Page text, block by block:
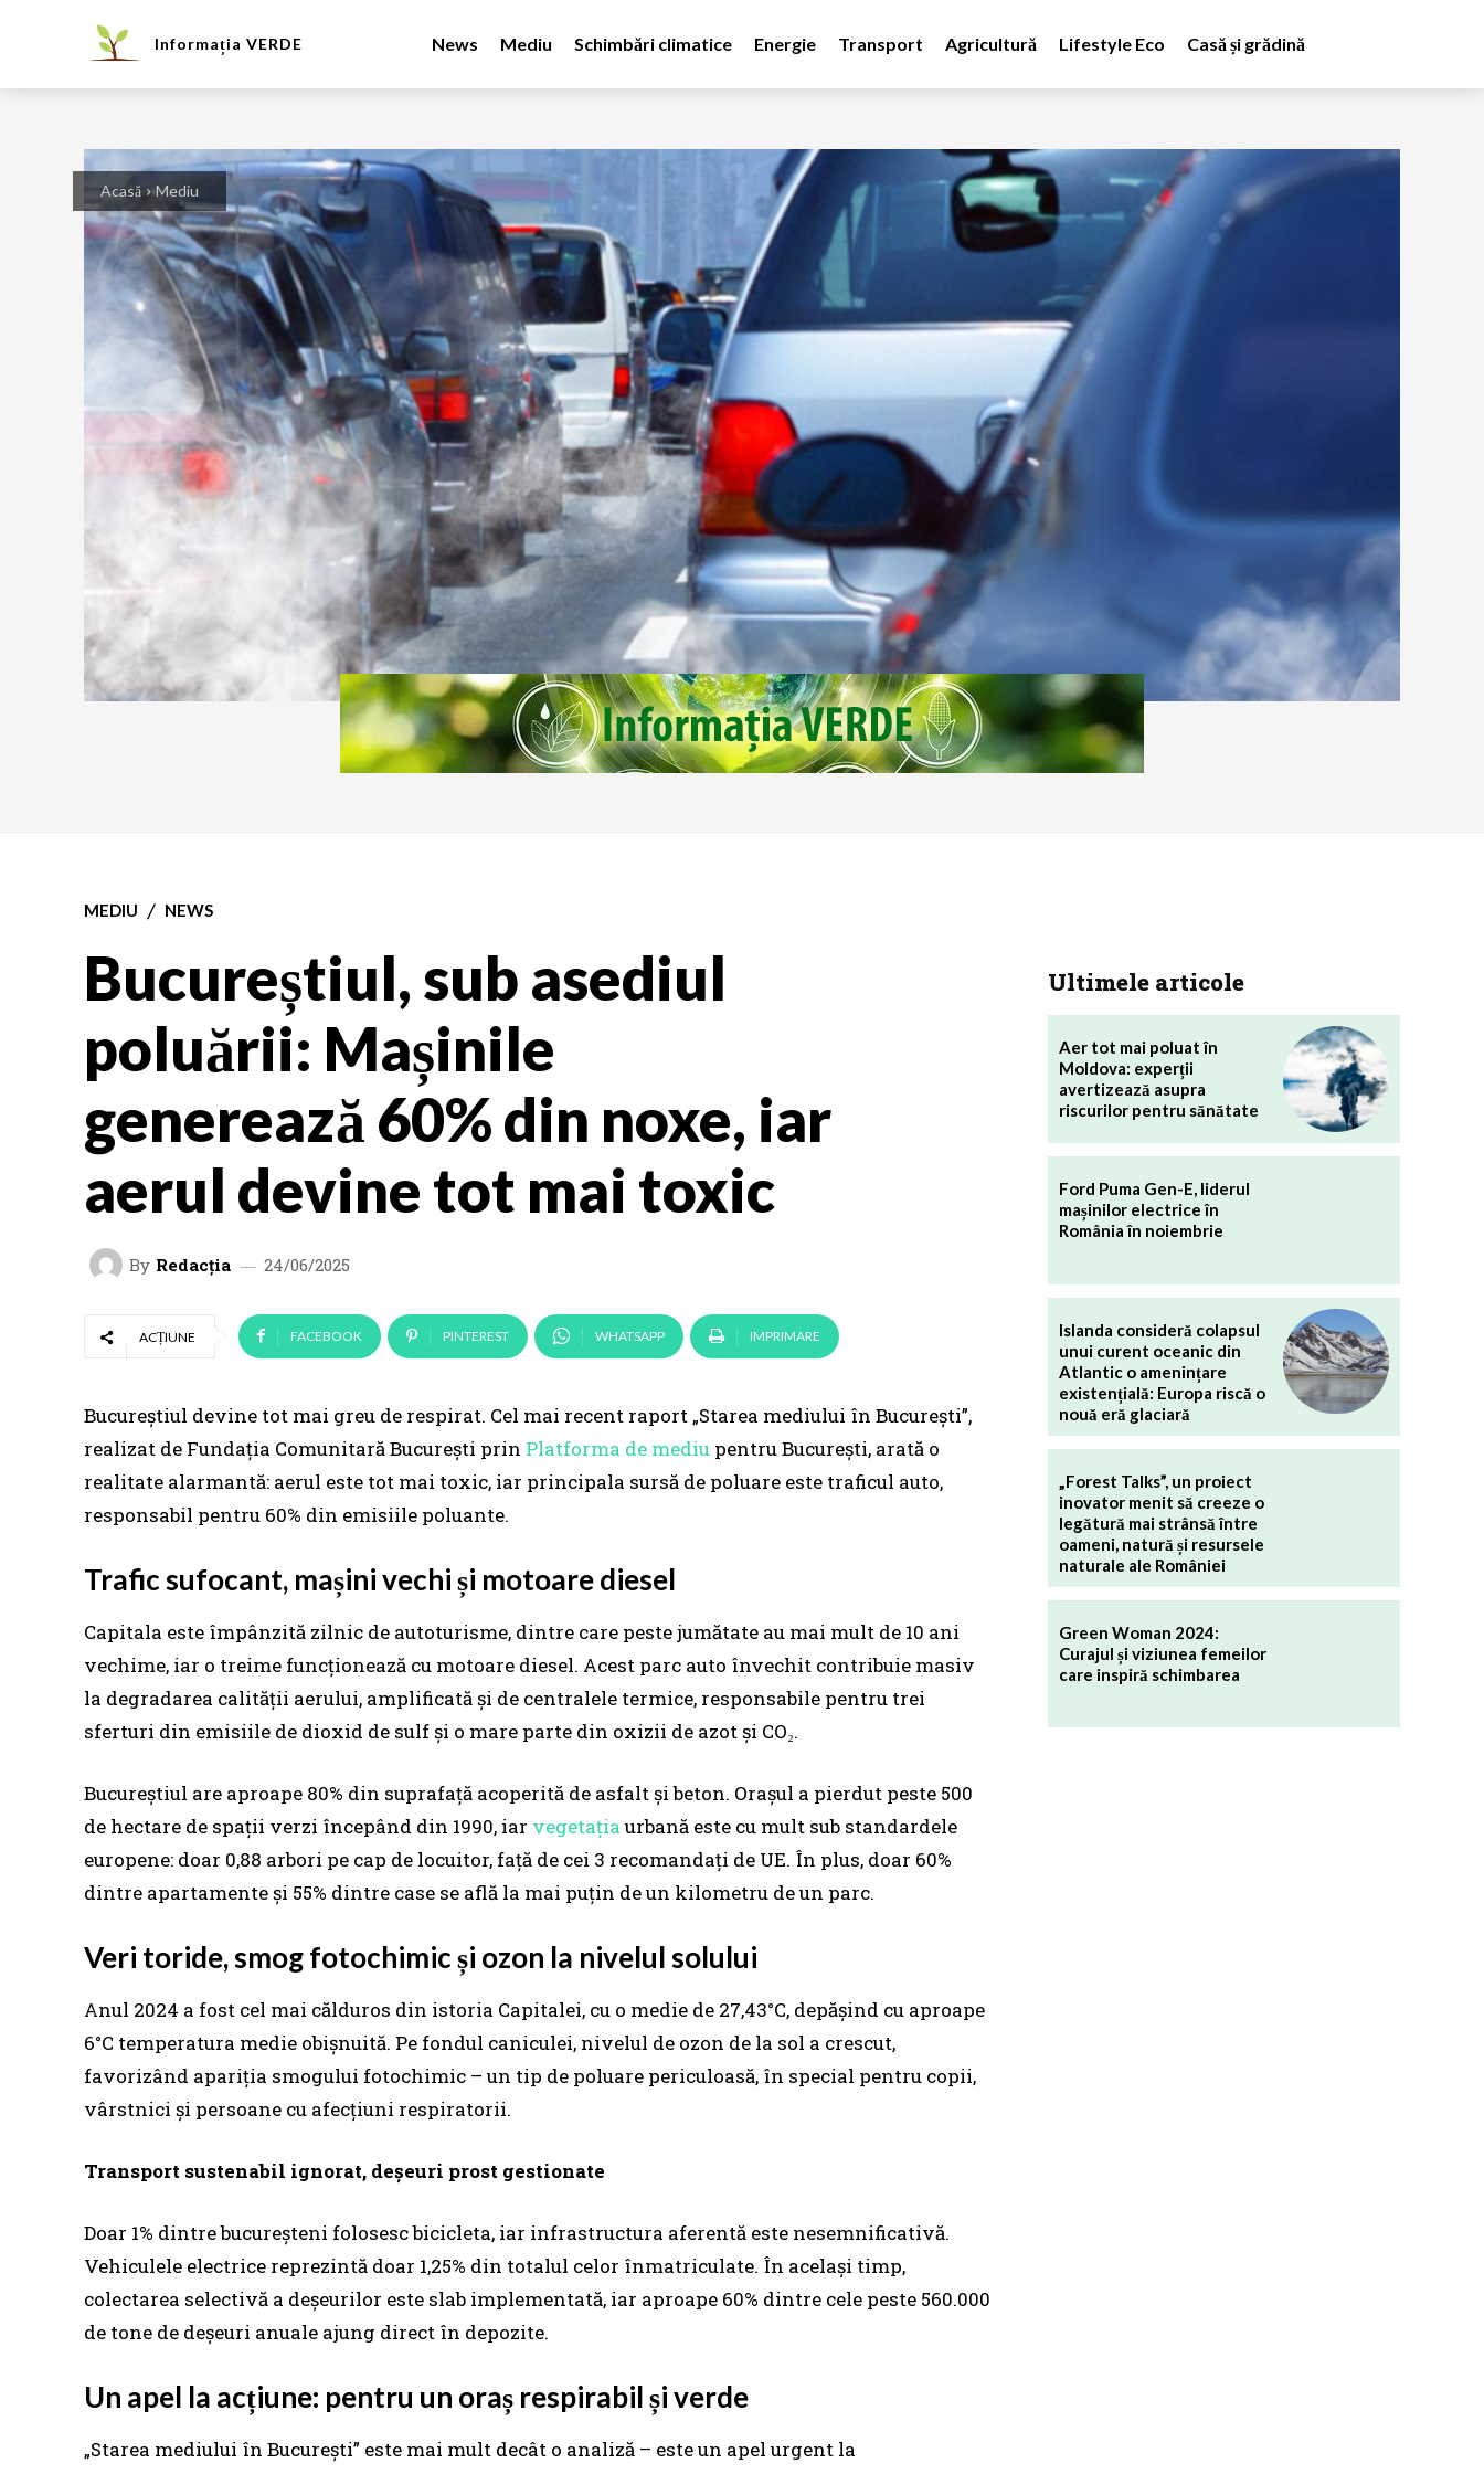
Informația VERDE News Mediu Schimbări climatice Energie Transport Agricultură Lifestyle Eco Casă și grădină
Acasă Mediu
MEDIU NEWS
Bucureștiul, sub asediul
poluării: Mașinile
generează 60% din noxe, iar
aerul devine tot mai toxic
By Redacția 24/06/2025
ACȚIUNE FACEBOOK PINTEREST WHATSAPP IMPRIMARE
Bucureștiul devine tot mai greu de respirat. Cel mai recent raport „Starea mediului în București”,
realizat de Fundația Comunitară București prin Platforma de mediu pentru București, arată o
realitate alarmantă: aerul este tot mai toxic, iar principala sursă de poluare este traficul auto,
responsabil pentru 60% din emisiile poluante.
Trafic sufocant, mașini vechi și motoare diesel
Capitala este împânzită zilnic de autoturisme, dintre care peste jumătate au mai mult de 10 ani
vechime, iar o treime funcționează cu motoare diesel. Acest parc auto învechit contribuie masiv
la degradarea calității aerului, amplificată și de centralele termice, responsabile pentru trei
sferturi din emisiile de dioxid de sulf și o mare parte din oxizii de azot și CO₂.
Bucureștiul are aproape 80% din suprafață acoperită de asfalt și beton. Orașul a pierdut peste 500
de hectare de spații verzi începând din 1990, iar vegetația urbană este cu mult sub standardele
europene: doar 0,88 arbori pe cap de locuitor, față de cei 3 recomandați de UE. În plus, doar 60%
dintre apartamente și 55% dintre case se află la mai puțin de un kilometru de un parc.
Veri toride, smog fotochimic și ozon la nivelul solului
Anul 2024 a fost cel mai călduros din istoria Capitalei, cu o medie de 27,43°C, depășind cu aproape
6°C temperatura medie obișnuită. Pe fondul caniculei, nivelul de ozon de la sol a crescut,
favorizând apariția smogului fotochimic – un tip de poluare periculoasă, în special pentru copii,
vârstnici și persoane cu afecțiuni respiratorii.
Transport sustenabil ignorat, deșeuri prost gestionate
Doar 1% dintre bucureșteni folosesc bicicleta, iar infrastructura aferentă este nesemnificativă.
Vehiculele electrice reprezintă doar 1,25% din totalul celor înmatriculate. În același timp,
colectarea selectivă a deșeurilor este slab implementată, iar aproape 60% dintre cele peste 560.000
de tone de deșeuri anuale ajung direct în depozite.
Un apel la acțiune: pentru un oraș respirabil și verde
„Starea mediului în București” este mai mult decât o analiză – este un apel urgent la
Ultimele articole
Aer tot mai poluat în
Moldova: experții
avertizează asupra
riscurilor pentru sănătate
Ford Puma Gen-E, liderul
mașinilor electrice în
România în noiembrie
Islanda consideră colapsul
unui curent oceanic din
Atlantic o amenințare
existențială: Europa riscă o
nouă eră glaciară
„Forest Talks”, un proiect
inovator menit să creeze o
legătură mai strânsă între
oameni, natură și resursele
naturale ale României
Green Woman 2024:
Curajul și viziunea femeilor
care inspiră schimbarea